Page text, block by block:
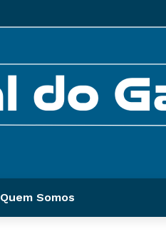
Quem Somos